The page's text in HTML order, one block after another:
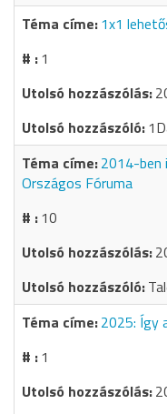
1x1
1
2014-ben
Országos Fóruma
10
2025: Így
1